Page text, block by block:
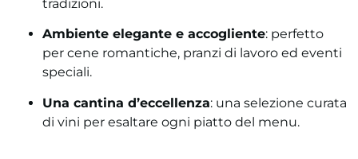
tradizioni.
Ambiente elegante e accogliente: perfetto
per cene romantiche, pranzi di lavoro ed eventi
speciali.
Una cantina d’eccellenza: una selezione curata
di vini per esaltare ogni piatto del menu.